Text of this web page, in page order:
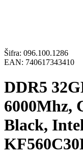
Šifra: 096.100.1286
EAN: 740617343410
DDR5
6000Mhz,
Black,